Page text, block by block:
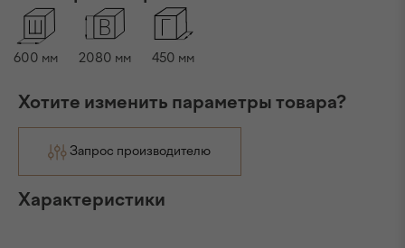
600 мм 2080 мм 450 мм
Хотите изменить параметры товара?
Запрос производителю
Характеристики